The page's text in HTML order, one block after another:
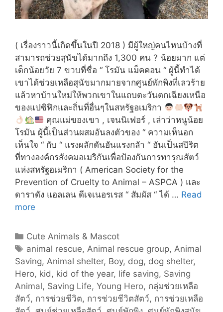
( เรื่องราวนี้เกิดขึ้นในปี 2018 ) มีผู้ใหญ่คนไหนบ้างที่
สามารถช่วยสุนัขได้มากถึง 1,300 คน ? น้อยมาก แต่
เด็กน้อยวัย 7 ขวบที่ชื่อ “ โรมัน แม็คคอน “ ผู้นี้ทำได้
เขาได้ช่วยเหลือสุนัขมากมายจากศูนย์พักพิงที่เลวร้าย
แล้วหาบ้านใหม่ให้พวกเขาในแถบตะวันตกเฉียงเหนือ
ของแปซิฟิกและถิ่นที่อื่นๆในสหรัฐอเมริกา
คุณแม่ของเขา , เจนนิเฟอร์ , เล่าว่าหนูน้อย
โรมัน ผู้นี้เป็นส่วนผสมอันลงตัวของ “ ความเห็นอก
เห็นใจ “ กับ “ แรงผลักดันอันแรงกลัา “ อันเป็นสปิริต
ที่ทางองค์กรสังคมอเมริกันเพื่อป้องกันการทารุณสัตว์
แห่งสหรัฐอเมริกา ( American Society for the
Prevention of Cruelty to Animal – ASPCA ) และ
ดาราดัง แอลเลน ดีเจเนอรเรส “ สัมผัส “ ได้ … Read
more
วัย
7
ขวบ
ผู้
สามารถ
ช่วย
สุนัข
Categories
Cute Animals & Mascot
Tags
animal rescue,Animal rescue group,Animal
Saving, Animal shelter, Boy, dog, dog shelter,
Hero, kid, kid of the year, life saving, Saving
Animal, Saving Life, Young Hero, กลุ่มช่วยเหลือ
สัตว์, การช่วยชีวิต, การช่วยชีวิตสัตว์, การช่วยเหลือ